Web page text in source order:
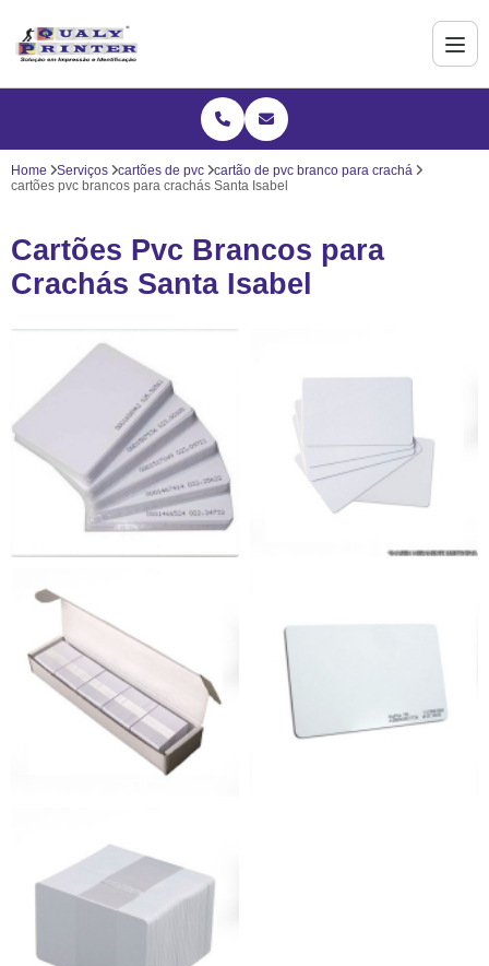
Home Serviços cartões de pvc
cartão de pvc branco para crachá
cartões pvc brancos para crachás Santa Isabel
Cartões Pvc Brancos para
Crachás Santa Isabel